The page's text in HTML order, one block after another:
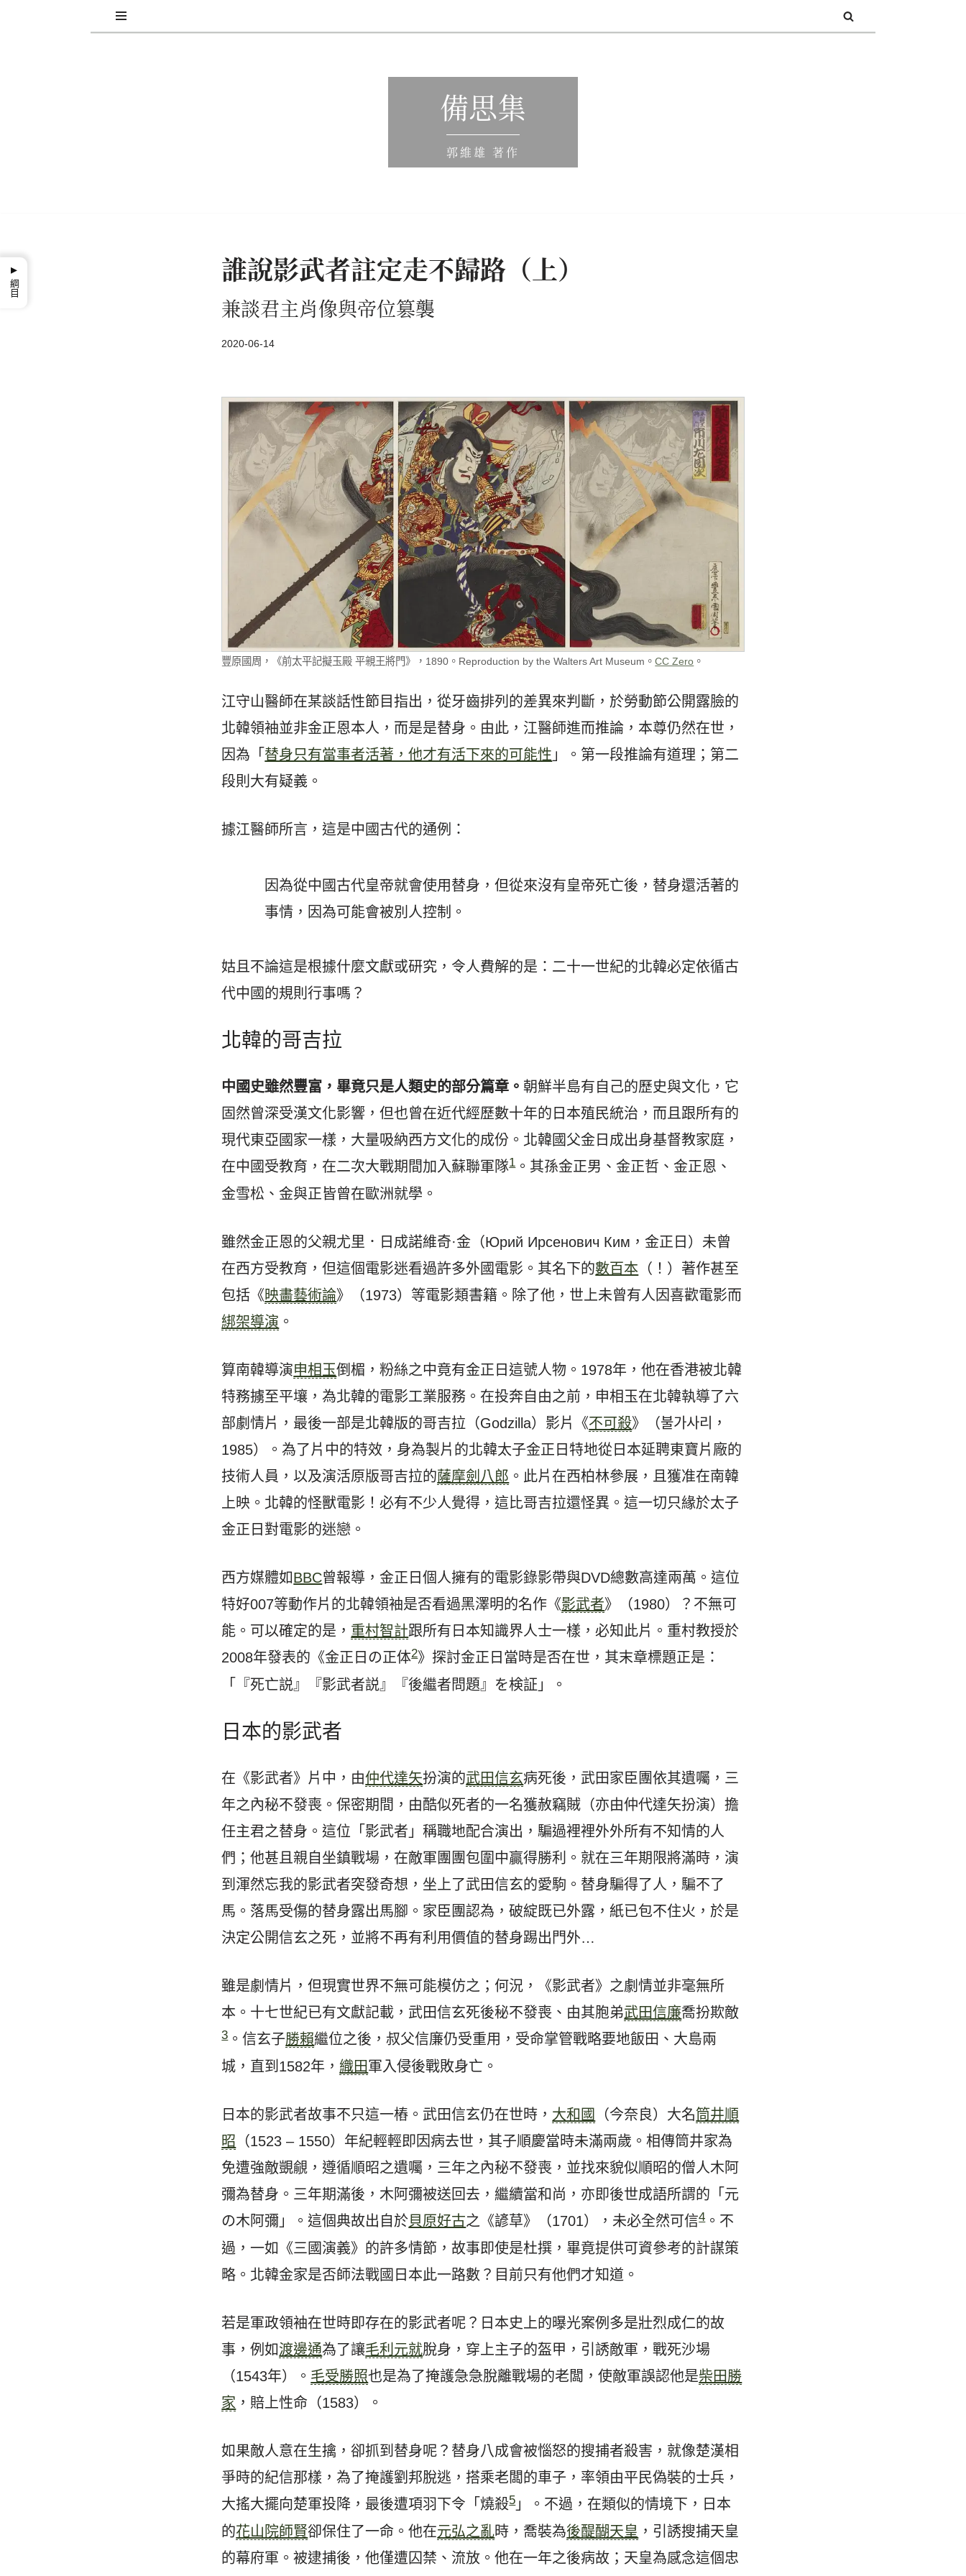
備思集
郭維雄 著作
誰說影武者註定走不歸路（上）
兼談君主肖像與帝位篡襲
2020-06-14
豐原國周，《前太平記擬玉殿 平親王將門》，1890。Reproduction by the Walters Art Museum。CC Zero 。
江守山醫師在某談話性節目指出，從牙齒排列的差異來判斷，於勞動節公開露臉的
北韓領袖並非金正恩本人，而是是替身。由此，江醫師進而推論，本尊仍然在世，
因為「 替身只有當事者活著，他才有活下來的可能性 」。第一段推論有道理；第二
段則大有疑義。
據江醫師所言，這是中國古代的通例：
因為從中國古代皇帝就會使用替身，但從來沒有皇帝死亡後，替身還活著的
事情，因為可能會被別人控制。
姑且不論這是根據什麼文獻或研究，令人費解的是：二十一世紀的北韓必定依循古
代中國的規則行事嗎？
北韓的哥吉拉
中國史雖然豐富，畢竟只是人類史的部分篇章。朝鮮半島有自己的歷史與文化，它
固然曾深受漢文化影響，但也曾在近代經歷數十年的日本殖民統治，而且跟所有的
現代東亞國家一樣，大量吸納西方文化的成份。北韓國父金日成出身基督教家庭，
在中國受教育，在二次大戰期間加入蘇聯軍隊1。其孫金正男、金正哲、金正恩、
金雪松、金與正皆曾在歐洲就學。
雖然金正恩的父親尤里．日成諾維奇·金（Юрий Ирсенович Ким，金正日）未曾
在西方受教育，但這個電影迷看過許多外國電影。其名下的數百本 （！）著作甚至
包括《映畵藝術論》（1973）等電影類書籍。除了他，世上未曾有人因喜歡電影而
綁架導演 。
算南韓導演申相玉倒楣，粉絲之中竟有金正日這號人物。1978年，他在香港被北韓
特務擄至平壤，為北韓的電影工業服務。在投奔自由之前，申相玉在北韓執導了六
部劇情片，最後一部是北韓版的哥吉拉（Godzilla）影片《不可殺》（불가사리，
1985）。為了片中的特效，身為製片的北韓太子金正日特地從日本延聘東寶片廠的
技術人員，以及演活原版哥吉拉的薩摩劍八郎 。此片在西柏林參展，且獲准在南韓
上映。北韓的怪獸電影！必有不少人覺得，這比哥吉拉還怪異。這一切只緣於太子
金正日對電影的迷戀。
西方媒體如BBC曾報導，金正日個人擁有的電影錄影帶與DVD總數高達兩萬。這位
特好007等動作片的北韓領袖是否看過黑澤明的名作《影武者》（1980）？不無可
能。可以確定的是， 重村智計跟所有日本知識界人士一樣，必知此片。重村教授於
2008年發表的《金正日の正体2》探討金正日當時是否在世，其末章標題正是：
「『死亡説』『影武者説』『後繼者問題』を検証」。
日本的影武者
在《影武者》片中，由仲代達矢扮演的武田信玄病死後，武田家臣團依其遺囑，三
年之內秘不發喪。保密期間，由酷似死者的一名獲赦竊賊（亦由仲代達矢扮演）擔
任主君之替身。這位「影武者」稱職地配合演出，騙過裡裡外外所有不知情的人
們；他甚且親自坐鎮戰場，在敵軍團團包圍中贏得勝利。就在三年期限將滿時，演
到渾然忘我的影武者突發奇想，坐上了武田信玄的愛駒。替身騙得了人，騙不了
馬。落馬受傷的替身露出馬腳。家臣團認為，破綻既已外露，紙已包不住火，於是
決定公開信玄之死，並將不再有利用價值的替身踢出門外…
雖是劇情片，但現實世界不無可能模仿之；何況，《影武者》之劇情並非毫無所
本。十七世紀已有文獻記載，武田信玄死後秘不發喪、由其胞弟武田信廉喬扮欺敵
3。信玄子勝賴繼位之後，叔父信廉仍受重用，受命掌管戰略要地飯田、大島兩
城，直到1582年， 織田軍入侵後戰敗身亡。
日本的影武者故事不只這一樁。武田信玄仍在世時， 大和國 （今奈良）大名筒井順
昭 （1523 – 1550）年紀輕輕即因病去世，其子順慶當時未滿兩歲。相傳筒井家為
免遭強敵覬覦，遵循順昭之遺囑，三年之內秘不發喪，並找來貌似順昭的僧人木阿
彌為替身。三年期滿後，木阿彌被送回去，繼續當和尚，亦即後世成語所謂的「元
の木阿彌」。這個典故出自於貝原好古之《諺草》（1701），未必全然可信4。不
過，一如《三國演義》的許多情節，故事即使是杜撰，畢竟提供可資參考的計謀策
略。北韓金家是否師法戰國日本此一路數？目前只有他們才知道。
若是軍政領袖在世時即存在的影武者呢？日本史上的曝光案例多是壯烈成仁的故
事，例如渡邊通為了讓毛利元就脫身，穿上主子的盔甲，引誘敵軍，戰死沙場
（1543年）。 毛受勝照也是為了掩護急急脫離戰場的老闆，使敵軍誤認他是柴田勝
家 ，賠上性命（1583）。
如果敵人意在生擒，卻抓到替身呢？替身八成會被惱怒的搜捕者殺害，就像楚漢相
爭時的紀信那樣，為了掩護劉邦脫逃，搭乘老闆的車子，率領由平民偽裝的士兵，
大搖大擺向楚軍投降，最後遭項羽下令「燒殺5」。不過，在類似的情境下，日本
的花山院師賢卻保住了一命。他在元弘之亂時，喬裝為後醍醐天皇 ，引誘搜捕天皇
的幕府軍。被逮捕後，他僅遭囚禁、流放。他在一年之後病故；天皇為感念這個忠
▸
綱目